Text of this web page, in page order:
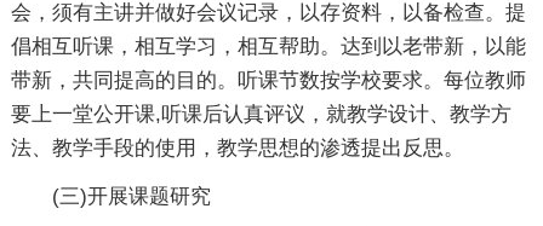
会，须有主讲并做好会议记录，以存资料，以备检查。提
倡相互听课，相互学习，相互帮助。达到以老带新，以能
带新，共同提高的目的。听课节数按学校要求。每位教师
要上一堂公开课,听课后认真评议，就教学设计、教学方
法、教学手段的使用，教学思想的渗透提出反思。
(三)开展课题研究